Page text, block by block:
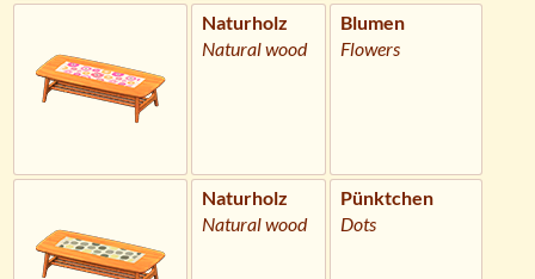
Naturholz
Natural wood
Blumen
Flowers
Naturholz
Natural wood
Pünktchen
Dots